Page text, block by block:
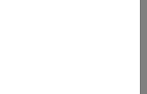
1D Cognomi A-C
1D Cognomi D-L